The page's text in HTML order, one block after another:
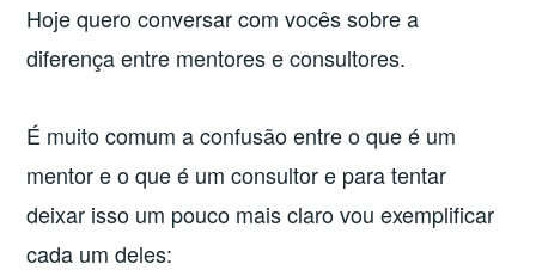
Hoje quero conversar com vocês sobre a
diferença entre mentores e consultores.
É muito comum a confusão entre o que é um
mentor e o que é um consultor e para tentar
deixar isso um pouco mais claro vou exemplificar
cada um deles: